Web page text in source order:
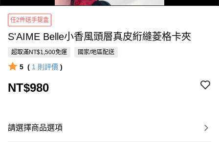
/
任2件送手提盒
S'AIME Belle小香風頭層真皮絎縫菱格卡夾
超取滿NT$1,500免運 國家/地區配送
5 ( 1 則評價 )
NT$980
請選擇商品選項